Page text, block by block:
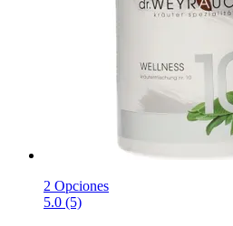
2 Opciones
5.0 (5)